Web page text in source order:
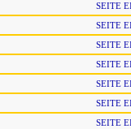
SEITE
SEITE
SEITE
SEITE
SEITE
SEITE
SEITE